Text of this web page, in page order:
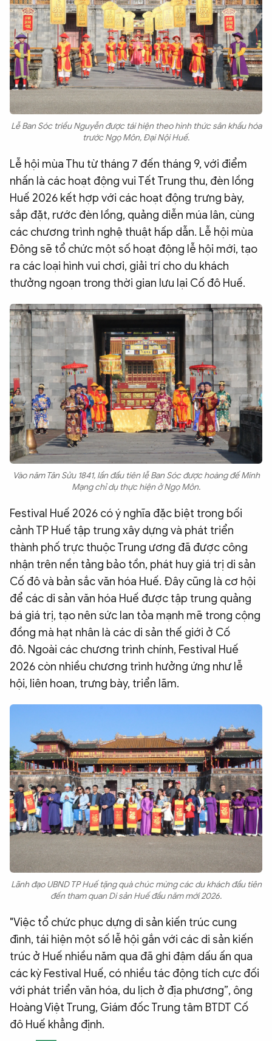
Lễ Ban Sóc triều Nguyễn được tái hiện theo hình thức sân khấu hóa
trước Ngọ Môn, Đại Nội Huế.
Lễ hội mùa Thu từ tháng 7 đến tháng 9, với điểm
nhấn là các hoạt động vui Tết Trung thu, đèn lồng
Huế 2026 kết hợp với các hoạt động trưng bày,
sắp đặt, rước đèn lồng, quảng diễn múa lân, cùng
các chương trình nghệ thuật hấp dẫn. Lễ hội mùa
Đông sẽ tổ chức một số hoạt động lễ hội mới, tạo
ra các loại hình vui chơi, giải trí cho du khách
thưởng ngoạn trong thời gian lưu lại Cố đô Huế.
Vào năm Tân Sửu 1841, lần đầu tiên lễ Ban Sóc được hoàng đế Minh
Mạng chỉ dụ thực hiện ở Ngọ Môn.
Festival Huế 2026 có ý nghĩa đặc biệt trong bối
cảnh TP Huế tập trung xây dựng và phát triển
thành phố trực thuộc Trung ương đã được công
nhận trên nền tảng bảo tồn, phát huy giá trị di sản
Cố đô và bản sắc văn hóa Huế. Đây cũng là cơ hội
để các di sản văn hóa Huế được tập trung quảng
bá giá trị, tạo nên sức lan tỏa mạnh mẽ trong cộng
đồng mà hạt nhân là các di sản thế giới ở Cố
đô. Ngoài các chương trình chính, Festival Huế
2026 còn nhiều chương trình hưởng ứng như lễ
hội, liên hoan, trưng bày, triển lãm.
Lãnh đạo UBND TP Huế tặng quà chúc mừng các du khách đầu tiên
đến tham quan Di sản Huế đầu năm mới 2026.
"Việc tổ chức phục dựng di sản kiến trúc cung
đình, tái hiện một số lễ hội gắn với các di sản kiến
trúc ở Huế nhiều năm qua đã ghi đậm dấu ấn qua
các kỳ Festival Huế, có nhiều tác động tích cực đối
với phát triển văn hóa, du lịch ở địa phương”, ông
Hoàng Việt Trung, Giám đốc Trung tâm BTDT Cố
đô Huế khẳng định.